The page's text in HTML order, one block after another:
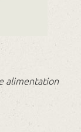
alimentation